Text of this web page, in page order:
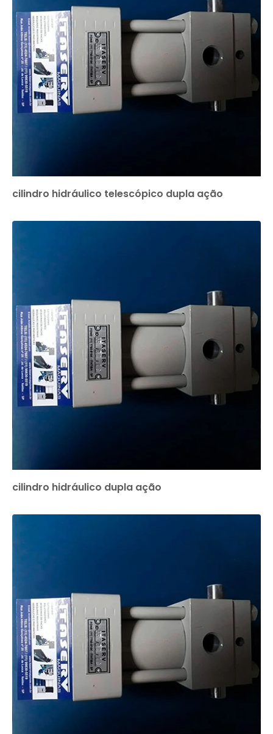
cilindro hidráulico telescópico dupla ação
cilindro hidráulico dupla ação